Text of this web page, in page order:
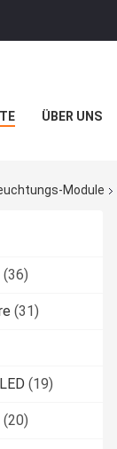
ÜBER UNS
Module
(36)
(31)
(19)
(20)